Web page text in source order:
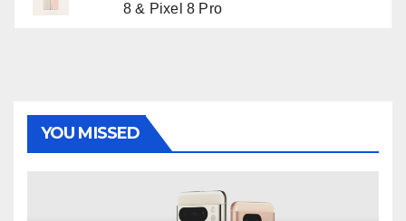
8 & Pixel 8 Pro
YOU MISSED